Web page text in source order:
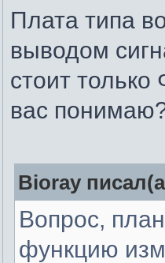
Плата типа
выводом
стоит
вас
Bioray
Вопрос,
функцию